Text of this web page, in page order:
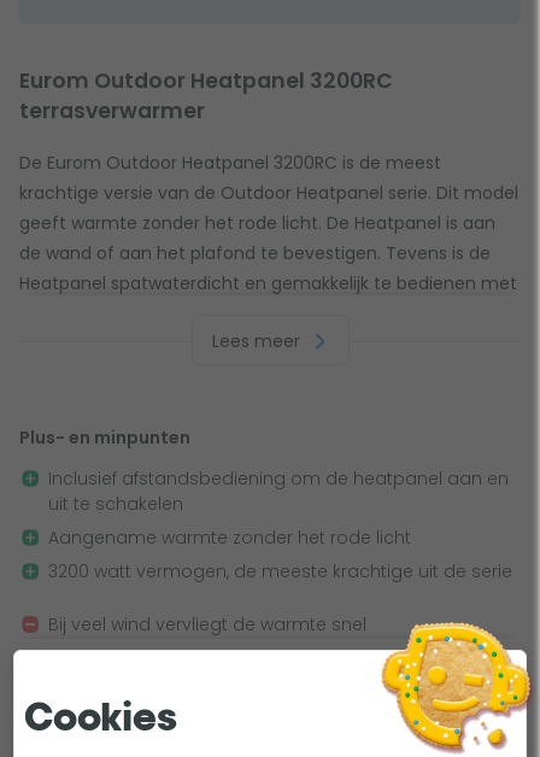
Eurom Outdoor Heatpanel 3200RC
terrasverwarmer
De Eurom Outdoor Heatpanel 3200RC is de meest
krachtige versie van de Outdoor Heatpanel serie. Dit model
geeft warmte zonder het rode licht. De Heatpanel is aan
de wand of aan het plafond te bevestigen. Tevens is de
Heatpanel spatwaterdicht en gemakkelijk te bedienen met
deze Heatpanel. De Heatpanel is vooral geschikt in
warmte van de heatpanel sneller verwaaien.
Lees meer
Plus- en minpunten
Inclusief afstandsbediening om de heatpanel aan en
uit te schakelen
Aangename warmte zonder het rode licht
3200 watt vermogen, de meeste krachtige uit de serie
Bij veel wind vervliegt de warmte snel
Warmte niet regelbaar
Cookies